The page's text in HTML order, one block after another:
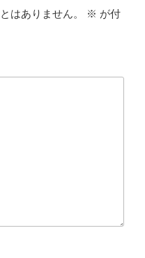
はありません。 ※ が付